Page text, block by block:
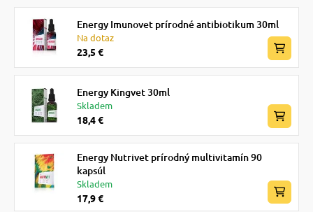
Energy Imunovet prírodné antibiotikum 30ml
Na dotaz
23,5 €
Energy Kingvet 30ml
Skladem
18,4 €
Energy Nutrivet prírodný multivitamín 90
kapsúl
Skladem
17,9 €